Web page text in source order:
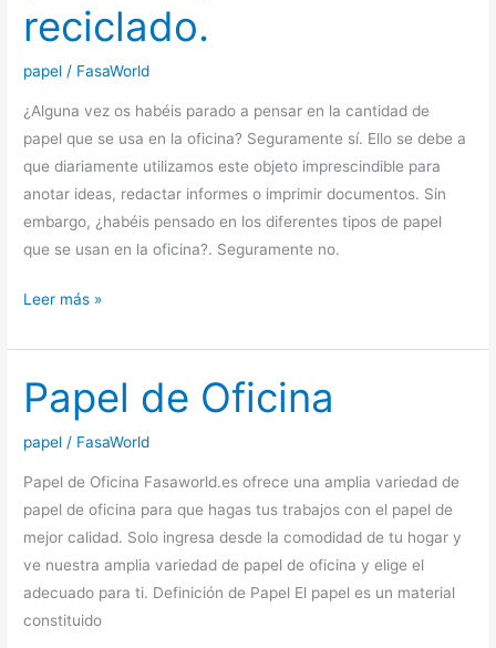
reciclado.
papel / FasaWorld
¿Alguna vez os habéis parado a pensar en la cantidad de
papel que se usa en la oficina? Seguramente sí. Ello se debe a
que diariamente utilizamos este objeto imprescindible para
anotar ideas, redactar informes o imprimir documentos. Sin
embargo, ¿habéis pensado en los diferentes tipos de papel
que se usan en la oficina?. Seguramente no.
Tipos
papel
que
se
utilizan.
papel
couché
al
offset
pasando
por
Leer más »
Papel de Oficina
papel / FasaWorld
Papel de Oficina Fasaworld.es ofrece una amplia variedad de
papel de oficina para que hagas tus trabajos con el papel de
mejor calidad. Solo ingresa desde la comodidad de tu hogar y
ve nuestra amplia variedad de papel de oficina y elige el
adecuado para ti. Definición de Papel El papel es un material
constituido